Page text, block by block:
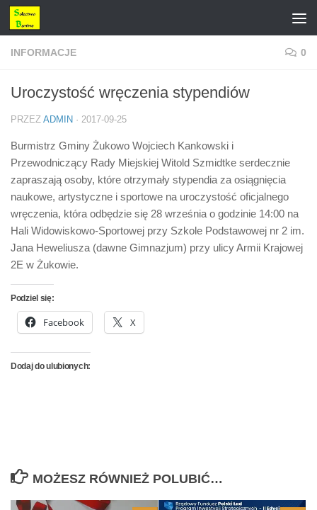
Przejdź do treści
INFORMACJE 0
Uroczystość wręczenia stypendiów
PRZEZ ADMIN · 2017-09-25
Burmistrz Gminy Żukowo Wojciech Kankowski i
Przewodniczący Rady Miejskiej Witold Szmidtke serdecznie
zapraszają osoby, które otrzymały stypendia za osiągnięcia
naukowe, artystyczne i sportowe na uroczystość oficjalnego
wręczenia, która odbędzie się 28 września o godzinie 14:00 na
Hali Widowiskowo-Sportowej przy Szkole Podstawowej nr 2 im.
Jana Heweliusza (dawne Gimnazjum) przy ulicy Armii Krajowej
2E w Żukowie.
Podziel się:
Facebook X
Dodaj do ulubionych:
MOŻESZ RÓWNIEŻ POLUBIĆ…